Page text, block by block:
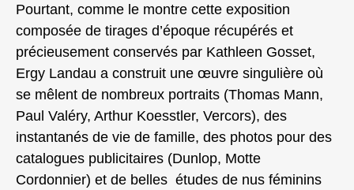
Pourtant, comme le montre cette exposition
composée de tirages d’époque récupérés et
précieusement conservés par Kathleen Gosset,
Ergy Landau a construit une œuvre singulière où
se mêlent de nombreux portraits (Thomas Mann,
Paul Valéry, Arthur Koesstler, Vercors), des
instantanés de vie de famille, des photos pour des
catalogues publicitaires (Dunlop, Motte
Cordonnier) et de belles études de nus féminins